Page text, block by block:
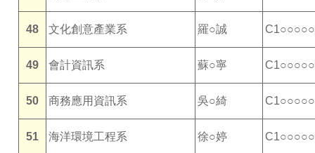
48 文化創意產業系 羅○誠
49 會計資訊系 蘇○寧
50 商務應用資訊系 吳○綺
51 海洋環境工程系 徐○婷